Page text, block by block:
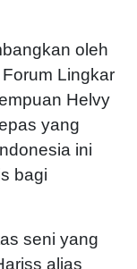
oleh
Lingkar
Helvy
yang
ini
bagi
seni yang
alias